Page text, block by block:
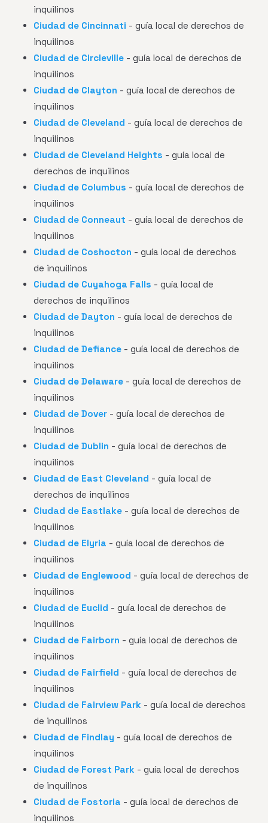
inquilinos
Ciudad de Cincinnati - guía local de derechos de
inquilinos
Ciudad de Circleville - guía local de derechos de
inquilinos
Ciudad de Clayton - guía local de derechos de
inquilinos
Ciudad de Cleveland - guía local de derechos de
inquilinos
Ciudad de Cleveland Heights - guía local de
derechos de inquilinos
Ciudad de Columbus - guía local de derechos de
inquilinos
Ciudad de Conneaut - guía local de derechos de
inquilinos
Ciudad de Coshocton - guía local de derechos
de inquilinos
Ciudad de Cuyahoga Falls - guía local de
derechos de inquilinos
Ciudad de Dayton - guía local de derechos de
inquilinos
Ciudad de Defiance - guía local de derechos de
inquilinos
Ciudad de Delaware - guía local de derechos de
inquilinos
Ciudad de Dover - guía local de derechos de
inquilinos
Ciudad de Dublin - guía local de derechos de
inquilinos
Ciudad de East Cleveland - guía local de
derechos de inquilinos
Ciudad de Eastlake - guía local de derechos de
inquilinos
Ciudad de Elyria - guía local de derechos de
inquilinos
Ciudad de Englewood - guía local de derechos de
inquilinos
Ciudad de Euclid - guía local de derechos de
inquilinos
Ciudad de Fairborn - guía local de derechos de
inquilinos
Ciudad de Fairfield - guía local de derechos de
inquilinos
Ciudad de Fairview Park - guía local de derechos
de inquilinos
Ciudad de Findlay - guía local de derechos de
inquilinos
Ciudad de Forest Park - guía local de derechos
de inquilinos
Ciudad de Fostoria - guía local de derechos de
inquilinos